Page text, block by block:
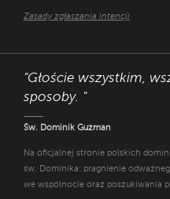
Zasady zgłaszania intencji
"Głoście wszystkim,
sposoby. "
Św. Dominik Guzman
Na oficjalnej stronie polskich
św. Dominika: pragnienie
we wspólnocie oraz poszukiwania